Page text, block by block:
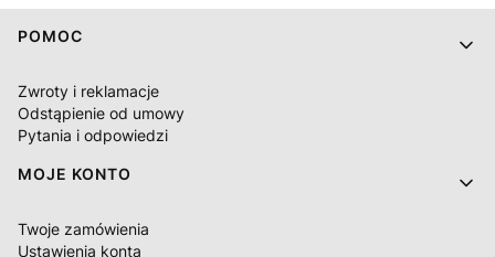
Linki w stopce
POMOC
Zwroty i reklamacje
Odstąpienie od umowy
Pytania i odpowiedzi
MOJE KONTO
Twoje zamówienia
Ustawienia konta